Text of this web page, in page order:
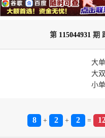
第 115044931期
大单
大双
小单
8 + 2 + 2 =